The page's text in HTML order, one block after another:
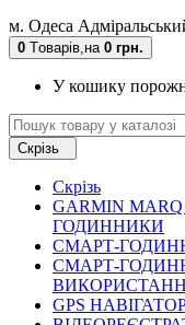
м. Одеса
0 Tоварів,на 0 грн.
У кошику
Скрізь
Скрізь
GARMIN
ГОДИННИКИ
СМАРТ-
СМАРТ-
GPS